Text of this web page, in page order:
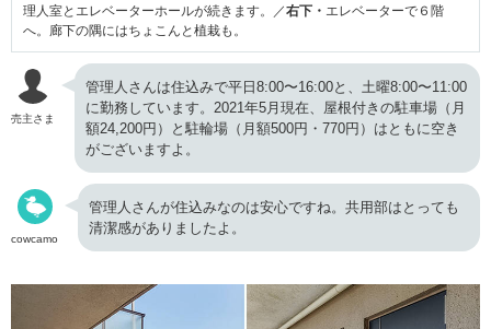
理人室とエレベーターホールが続きます。／右下・ エレベーターで６階
へ。廊下の隅にはちょこんと植栽も。
売主さま
管理人さんは住込みで平日8:00〜16:00と、土曜8:00〜11:00
に勤務しています。2021年5月現在、屋根付きの駐車場（月
額24,200円）と駐輪場（月額500円・770円）はともに空き
がございますよ。
cowcamo
管理人さんが住込みなのは安心ですね。共用部はとっても
清潔感がありましたよ。